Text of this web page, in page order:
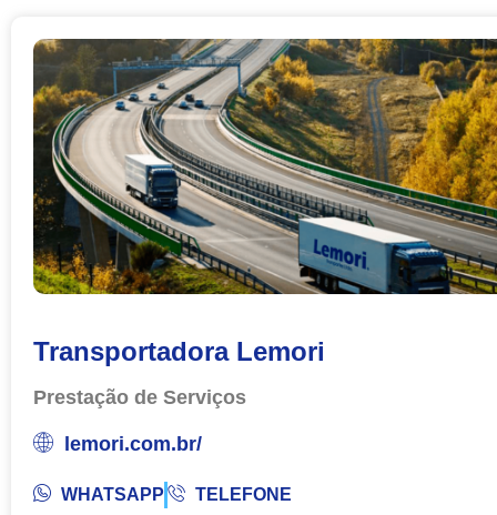
Transportadora Lemori
Prestação de Serviços
lemori.com.br/
WHATSAPP TELEFONE